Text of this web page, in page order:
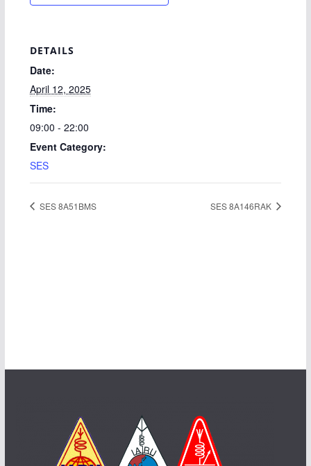
DETAILS
Date:
April 12, 2025
Time:
09:00 - 22:00
Event Category:
SES
SES 8A51BMS SES 8A146RAK